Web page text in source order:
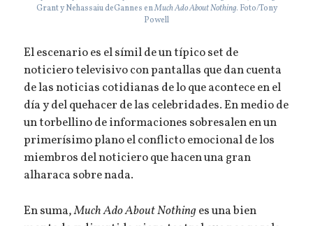
Grant y Nehassaiu deGannes enMuch Ado About Nothing. Foto/Tony
Powell
El escenario es el símil de un típico set de
noticiero televisivo con pantallas que dan cuenta
de las noticias cotidianas de lo que acontece en el
día y del quehacer de las celebridades. En medio de
un torbellino de informaciones sobresalen en un
primerísimo plano el conflicto emocional de los
miembros del noticiero que hacen una gran
alharaca sobre nada.
En suma,Much Ado About Nothing es una bien